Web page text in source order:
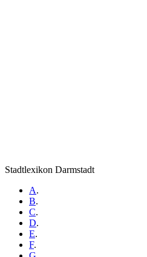
Stadtlexikon Darmstadt
A.
B.
C.
D.
E.
F.